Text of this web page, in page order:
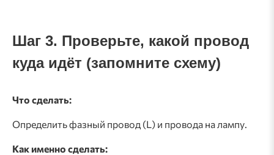
Шаг 3. Проверьте, какой провод
куда идёт (запомните схему)
Что сделать:
Определить фазный провод (L) и провода на лампу.
Как именно сделать: